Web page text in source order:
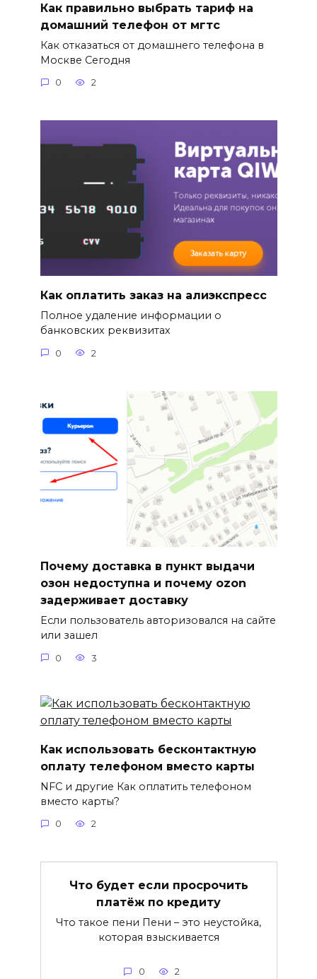
Как правильно выбрать тариф на
домашний телефон от мгтс
Как отказаться от домашнего телефона в
Москве Сегодня
0 2
Как оплатить заказ на алиэкспресс
Полное удаление информации о
банковских реквизитах
0 2
Почему доставка в пункт выдачи
озон недоступна и почему ozon
задерживает доставку
Если пользователь авторизовался на сайте
или зашел
0 3
Как использовать бесконтактную
оплату телефоном вместо карты
NFC и другие Как оплатить телефоном
вместо карты?
0 2
Что будет если просрочить
платёж по кредиту
Что такое пени Пени – это неустойка,
которая взыскивается
0 2